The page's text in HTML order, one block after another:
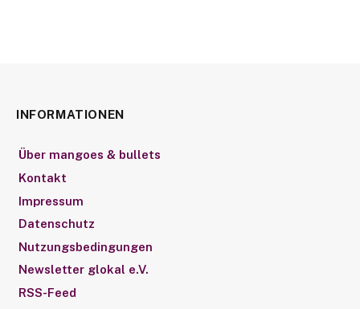
INFORMATIONEN
Über mangoes & bullets
Kontakt
Impressum
Datenschutz
Nutzungsbedingungen
Newsletter glokal e.V.
RSS-Feed